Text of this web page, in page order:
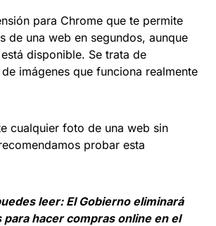
para Chrome que te permite
de una web en segundos, aunque
disponible. Se trata de
imágenes que funciona realmente
cualquier foto de una web sin
probar esta
leer: El Gobierno eliminará
para hacer compras online en el